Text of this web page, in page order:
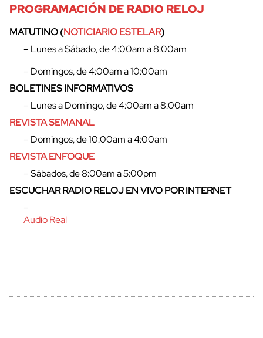
cerrar
PROGRAMACIÓN DE RADIO RELOJ
MATUTINO (NOTICIARIO ESTELAR)
– Lunes a Sábado, de 4:00am a 8:00am
– Domingos, de 4:00am a 10:00am
BOLETINES INFORMATIVOS
– Lunes a Domingo, de 4:00am a 8:00am
REVISTA SEMANAL
– Domingos, de 10:00am a 4:00am
REVISTA ENFOQUE
– Sábados, de 8:00am a 5:00pm
ESCUCHAR RADIO RELOJ EN VIVO POR INTERNET
–
Audio Real